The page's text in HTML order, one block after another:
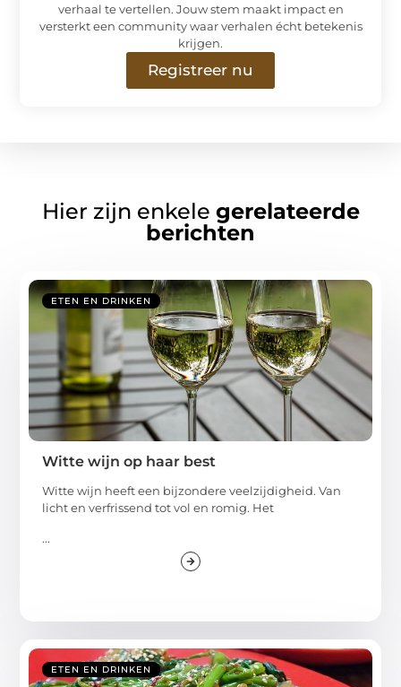
verhaal te vertellen. Jouw stem maakt impact en
versterkt een community waar verhalen écht betekenis
krijgen.
Registreer nu
Hier zijn enkele gerelateerde
berichten
ETEN EN DRINKEN
Witte wijn op haar best
Witte wijn heeft een bijzondere veelzijdigheid. Van
licht en verfrissend tot vol en romig. Het
...
ETEN EN DRINKEN